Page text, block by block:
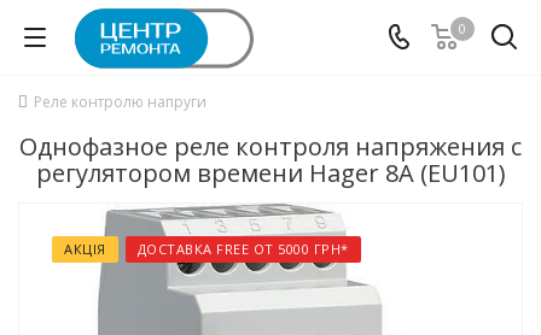
0
Реле контролю напруги
Однофазное реле контроля напряжения с
регулятором времени Hager 8А (EU101)
АКЦІЯ ДОСТАВКА FREE ОТ 5000 ГРН*